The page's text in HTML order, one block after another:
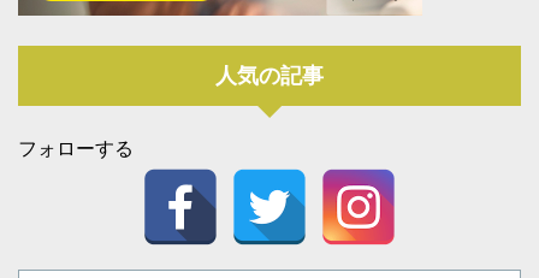
人気の記事
フォローする